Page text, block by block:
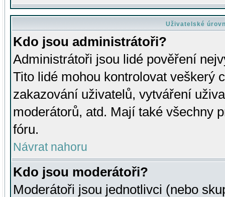
Uživatelské
Kdo jsou administrátoři?
Administrátoři jsou lidé pověření
Tito lidé mohou kontrolovat veškerý
zakazování uživatelů, vytváření
moderátorů, atd. Mají také všechny
fóru.
Návrat nahoru
Kdo jsou moderátoři?
Moderátoři jsou jednotlivci (nebo